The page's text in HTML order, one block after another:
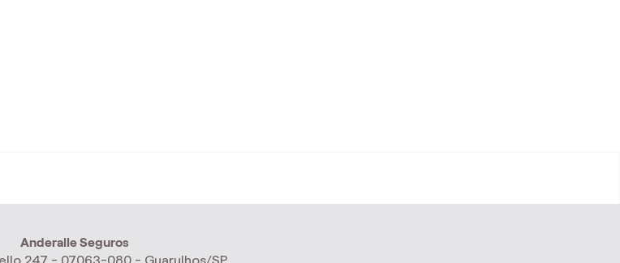
Anderalle Seguros
247 - 07063-080 - Guarulhos/SP